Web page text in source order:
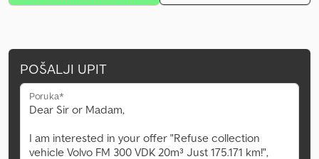
POŠALJI UPIT
Poruka*